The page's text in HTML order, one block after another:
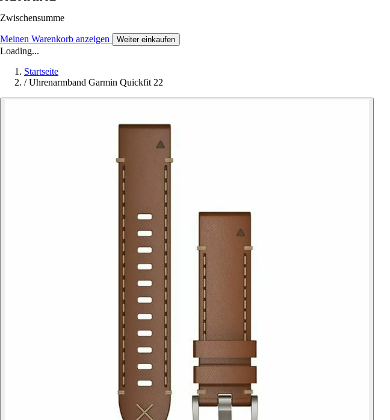
Zwischensumme
Meinen Warenkorb anzeigen Weiter einkaufen
Loading...
Startseite
/ Uhrenarmband Garmin Quickfit 22